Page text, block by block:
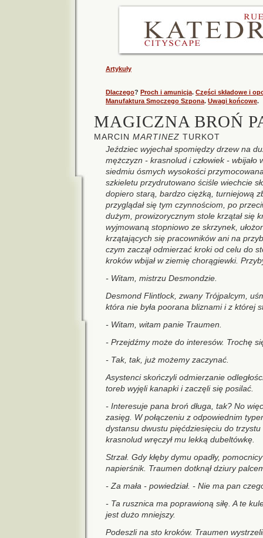
Artykuły
Dlaczego? Proch i amunicja. Części składowe i
Manufaktura Smoczego Szpona. Uwagi końcowe.
MAGICZNA BROŃ
MARCIN MARTINEZ TURKOT
Jeździec wyjechał spomiędzy drzew na
mężczyzn - krasnolud i człowiek -
siedmiu ósmych wysokości
szkieletu przydrutowano ściśle wiechcie
dopiero starą, bardzo ciężką, turniejową
przyglądał się tym czynnościom, po
dużym, prowizorycznym stole krzątał się
wyjmowaną stopniowo ze skrzynek,
krzątających się pracowników ani na
czym zaczął odmierzać kroki od celu do
kroków wbijał w ziemię chorągiewki.
- Witam, mistrzu Desmondzie.
Desmond Flintlock, zwany Trójpalcym,
która nie była poorana bliznami i z której
- Witam, witam panie Traumen.
- Przejdźmy może do interesów. Trochę
- Tak, tak, już możemy zaczynać.
Asystenci skończyli odmierzanie
toreb wyjęli kanapki i zaczęli się posilać.
- Interesuje pana broń długa, tak? No
zasięg. W połączeniu z odpowiednim
dystansu dwustu pięćdziesięciu do
krasnolud wręczył mu lekką dubeltówkę.
Strzał. Gdy kłęby dymu opadły,
napierśnik. Traumen dotknął dziury
- Za mała - powiedział. - Nie ma pan
- Ta rusznica ma poprawioną siłę. A te
jest dużo mniejszy.
Podeszli na sto kroków. Traumen